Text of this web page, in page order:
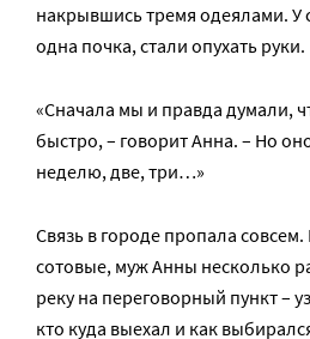
накрывшись тремя одеялами. У
одна почка, стали опухать руки.
«Сначала мы и правда думали,
быстро, – говорит Анна. – Но
неделю, две, три…»
Связь в городе пропала
сотовые, муж Анны несколько
реку на переговорный пункт –
кто куда выехал и как